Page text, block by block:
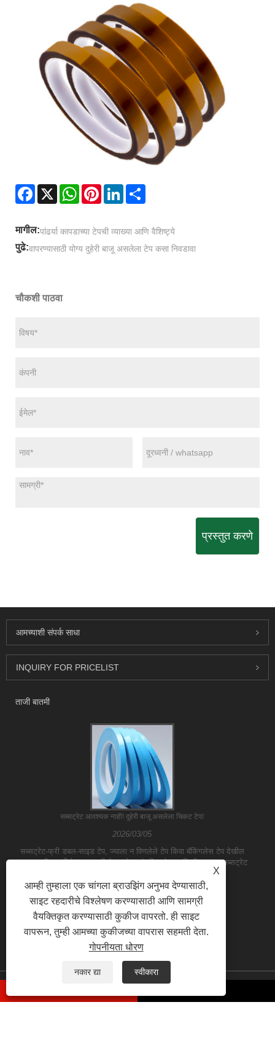
Facebook
X WhatsAppPinterestLinkedIn
मागील:पांढर्या कापडाच्या टेपची व्याख्या आणि वैशिष्ट्ये
पुढे:वापरण्यासाठी योग्य दुहेरी बाजू असलेला टेप कसा निवडावा
चौकशी पाठवा
प्रस्तुत करणे
आमच्याशी संपर्क साधा
INQUIRY FOR PRICELIST
ताजी बातमी
सब्सट्रेट आवश्यक नाही! दुहेरी बाजू असलेला चिकट टेप!
2026/03/05
सब्सट्रेट-फ्री डबल-साइड टेप, ज्याला न विणलेले टेप किंवा बॅकिंगलेस टेप देखील
म्हणतात, ही एक विशेष प्रकारची टेप आहे. पारंपारिक टेपच्या विपरीत, त्यात सब्सट्रेट
कॉपीराइट © 2023 यिलेने (शांघाय) औद्योगिक को लिमिटेड - पीव्हीसी टेप, डक्ट टेप, पॅकिंग टेप - सर्व
X
आम्ही तुम्हाला एक चांगला ब्राउझिंग अनुभव देण्यासाठी,
साइट रहदारीचे विश्लेषण करण्यासाठी आणि सामग्री
वैयक्तिकृत करण्यासाठी कुकीज वापरतो. ही साइट
वापरून, तुम्ही आमच्या कुकीजच्या वापरास सहमती देता.
गोपनीयता धोरण
नकार द्या स्वीकारा